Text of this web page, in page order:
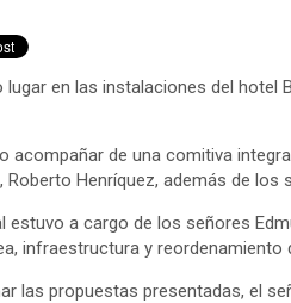
lugar en las instalaciones del
acompañar de una comitiva
Roberto Henríquez, además de
estuvo a cargo de los señores
infraestructura y reordenamiento
las propuestas presentadas, el